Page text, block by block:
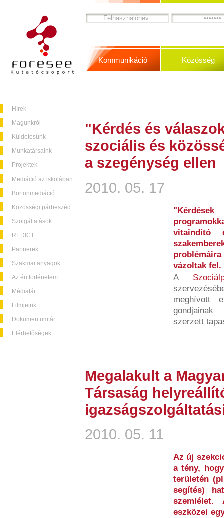
Hírek
Magunkról
Küldetésünk
Munkatársaink
Projektek
Mediáció az iskolában
Börtönmediáció
Közösségi párbeszéd
Szolgáltatások
REDICT
Partnerek
Szakmai anyagok
Az én történetem
Médiatár
Filmjeink
Dokumentumtár
Elérhetőségek
Kommunikáció Közösség
"Kérdés és
szociális és
a szegénység ellen
2010. 05. 17
vitaindító
vázoltak fel.
A
meghívott
gondjainak
szerzett
Megalakult a
Társaság
2010. 05. 11
Az új
a tény,
területén
segítés)
szemlélet.
eszközei